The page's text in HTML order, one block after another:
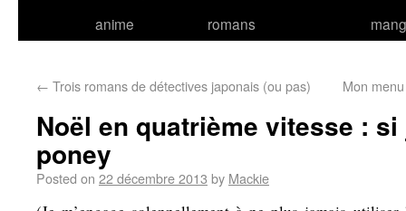
anime
romans
← Trois romans de détectives japonais (ou pas) Mon
Noël en quatrième vitesse :
poney
Posted on 22 décembre 2013 by Mackie